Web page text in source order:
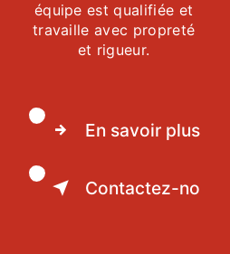
équipe est qualifiée et
travaille avec propreté
et rigueur.
En savoir plus
Contactez-nous